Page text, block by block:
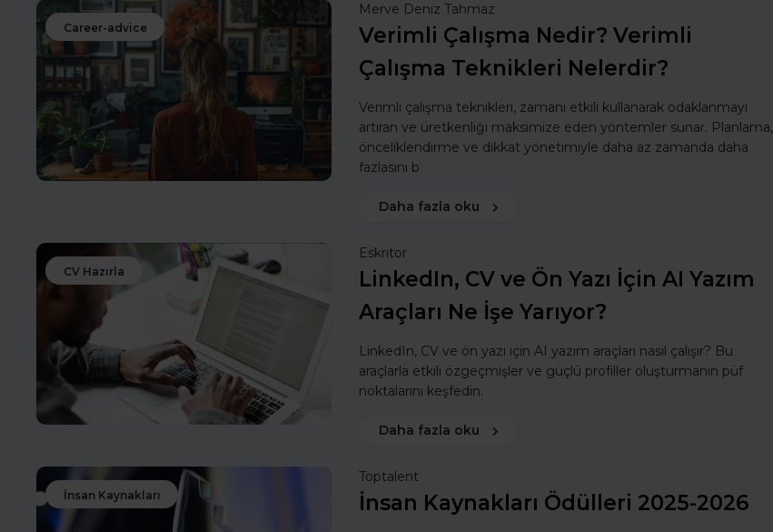
Career-advice
Merve Deniz Tahmaz
Verimli Çalışma Nedir? Verimli
Çalışma Teknikleri Nelerdir?
Verimli çalışma teknikleri, zamanı etkili kullanarak odaklanmayı
artıran ve üretkenliği maksimize eden yöntemler sunar. Planlama,
önceliklendirme ve dikkat yönetimiyle daha az zamanda daha
fazlasını b
Daha fazla oku
CV Hazırla
Eskritor
LinkedIn, CV ve Ön Yazı İçin AI Yazım
Araçları Ne İşe Yarıyor?
LinkedIn, CV ve ön yazı için AI yazım araçları nasıl çalışır? Bu
araçlarla etkili özgeçmişler ve güçlü profiller oluşturmanın püf
noktalarını keşfedin.
Daha fazla oku
İnsan Kaynakları
Toptalent
İnsan Kaynakları Ödülleri 2025-2026